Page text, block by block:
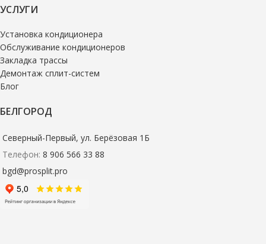
УСЛУГИ
Установка кондиционера
Обслуживание кондиционеров
Закладка трассы
Демонтаж сплит-систем
Блог
БЕЛГОРОД
Северный-Первый, ул. Берёзовая 1Б
Телефон: 8 906 566 33 88
bgd@prosplit.pro